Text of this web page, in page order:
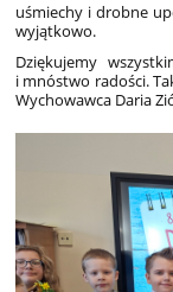
uśmiechy i drobne
wyjątkowo.
Dziękujemy
i mnóstwo radości.
️Wychowawca Daria